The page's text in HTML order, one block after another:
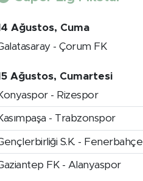
Ağustos, Cuma
- Çorum FK
Ağustos, Cumartesi
- Rizespor
- Trabzonspor
S.K. - Fenerbahçe
FK - Alanyaspor